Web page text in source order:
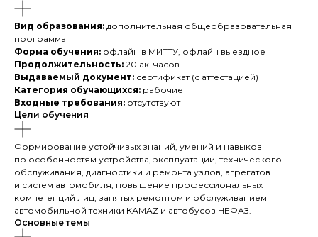
Вид образования: дополнительная общеобразовательная
программа
Форма обучения: офлайн в МИТТУ, офлайн выездное
Продолжительность: 20 ак. часов
Выдаваемый документ: сертификат (с аттестацией)
Категория обучающихся: рабочие
Входные требования: отсутствуют
Цели обучения
Формирование устойчивых знаний, умений и навыков
по особенностям устройства, эксплуатации, технического
обслуживания, диагностики и ремонта узлов, агрегатов
и систем автомобиля, повышение профессиональных
компетенций лиц, занятых ремонтом и обслуживанием
автомобильной техники КАМАZ и автобусов НЕФАЗ.
Основные темы